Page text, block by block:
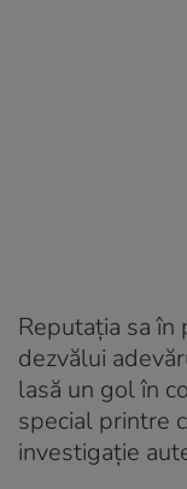
Reputația sa în
dezvălui
lasă un gol în
special printre
investigație